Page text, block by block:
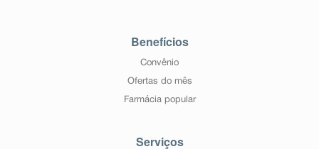
Benefícios
Convênio
Ofertas do mês
Farmácia popular
Serviços